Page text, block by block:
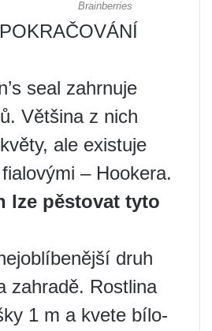
seal zahrnuje
Většina z nich
ale existuje
– Hookera.
lze pěstovat tyto
druh
zahradě. Rostlina
1 m a kvete bílo-